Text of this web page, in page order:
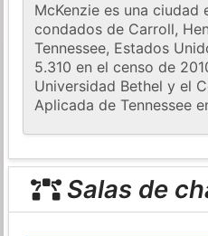
McKenzie es una ciudad
condados de Carroll,
Tennessee, Estados
5.310 en el censo de
Universidad Bethel y el
Aplicada de Tennessee
Salas de